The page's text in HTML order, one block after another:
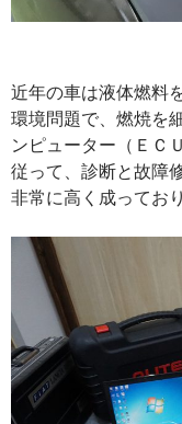
近年の車は液体燃料
環境問題で、燃焼を
ンピューター（ＥＣ
従って、診断と故障
非常に高く成ってお